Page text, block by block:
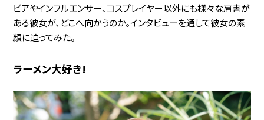
ビアやインフルエンサー、コスプレイヤー以外にも様々な肩書が
ある彼女が、どこへ向かうのか。インタビューを通して彼女の素
顔に迫ってみた。
ラーメン大好き!